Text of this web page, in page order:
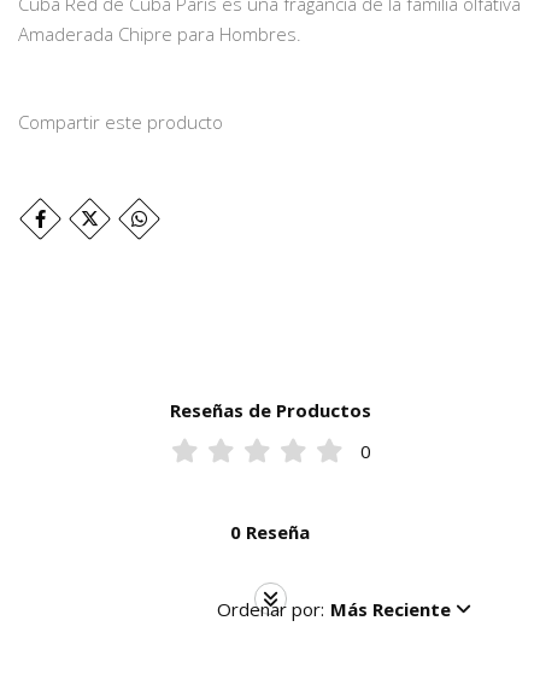
Amaderada Chipre para Hombres.
Compartir este producto
Reseñas de Productos
0
0 Reseña
Ordenar por: Más Reciente